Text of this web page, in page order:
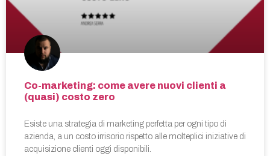
Co-marketing: come avere nuovi clienti a
(quasi) costo zero
Esiste una strategia di marketing perfetta per ogni tipo di
azienda, a un costo irrisorio rispetto alle molteplici iniziative di
acquisizione clienti oggi disponibili.